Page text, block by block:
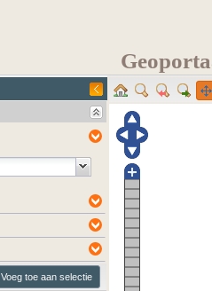
Voeg toe aan selectie